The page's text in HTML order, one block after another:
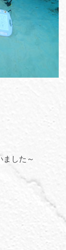
した～